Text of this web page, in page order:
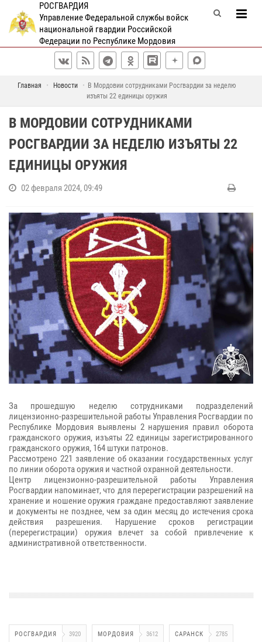
РОСГВАРДИЯ
Управление Федеральной службы войск
национальной гвардии Российской
Федерации по Республике Мордовия
Главная Новости
В Мордовии сотрудниками Росгвардии за неделю
изъяты 22 единицы оружия
В МОРДОВИИ СОТРУДНИКАМИ
РОСГВАРДИИ ЗА НЕДЕЛЮ ИЗЪЯТЫ 22
ЕДИНИЦЫ ОРУЖИЯ
02 февраля 2024, 09:49
За прошедшую неделю сотрудниками подразделений
лицензионно-разрешительной работы Управления Росгвардии по
Республике Мордовия выявлены 2 нарушения правил оборота
гражданского оружия, изъяты 22 единицы зарегистрированного
гражданского оружия, 164 штуки патронов.
Рассмотрено 221 заявление об оказании государственных услуг
по линии оборота оружия и частной охранной деятельности.
Центр лицензионно-разрешительной работы Управления
Росгвардии напоминает, что для перерегистрации разрешений на
хранение и ношение оружия граждане предоставляют заявление
и документы не позднее, чем за один месяц до истечения срока
действия разрешения. Нарушение сроков регистрации
(перерегистрации) оружия влечет за собой привлечение к
административной ответственности.
РОСГВАРДИЯ 3920 МОРДОВИЯ 3612 САРАНСК 2785